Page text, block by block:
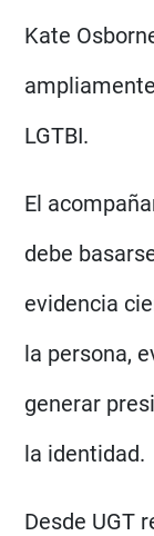
Kate
LGTBI.
El
debe
evidencia
la persona,
generar
la identidad.
Desde UGT